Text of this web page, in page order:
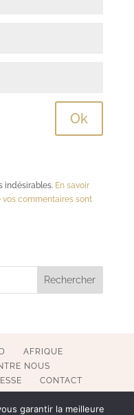
indésirables. En savoir
commentaires sont
AFRIQUE
NOUS
CONTACT
garantir la meilleure